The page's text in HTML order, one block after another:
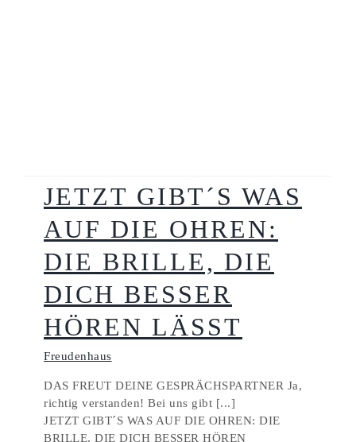
JETZT GIBT´S WAS
AUF DIE OHREN:
DIE BRILLE, DIE
DICH BESSER
HÖREN LÄSST
Freudenhaus
DAS FREUT DEINE GESPRÄCHSPARTNER Ja,
richtig verstanden! Bei uns gibt [...]
JETZT GIBT´S WAS AUF DIE OHREN: DIE
BRILLE, DIE DICH BESSER HÖREN